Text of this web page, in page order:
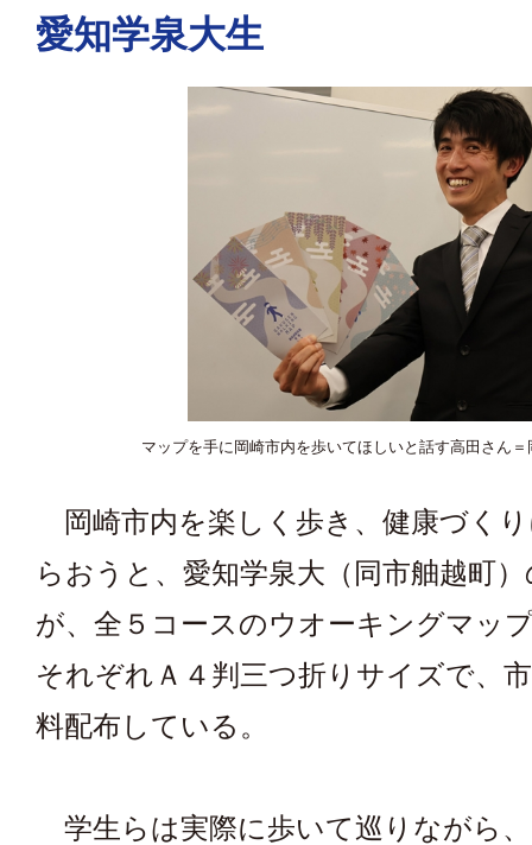
愛知学泉大生
マップを手に岡崎市内を歩いてほしいと話す高田さん＝
岡崎市内を楽しく歩き、健康づく
らおうと、愛知学泉大（同市舳越町
が、全５コースのウオーキングマッ
それぞれＡ４判三つ折りサイズで、
料配布している。
学生らは実際に歩いて巡りながら